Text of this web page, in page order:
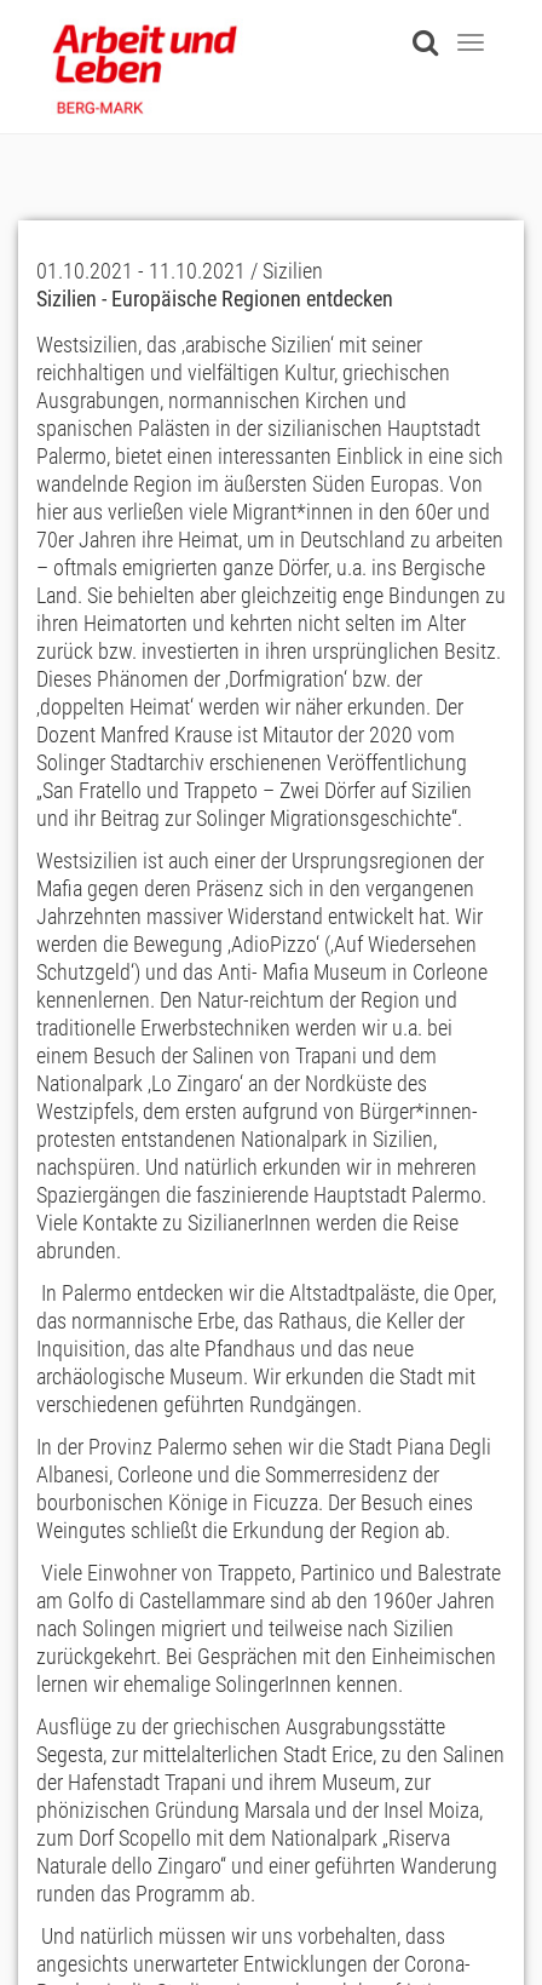
content
Toggle
01.10.2021 - 11.10.2021 / Sizilien
Sizilien - Europäische Regionen entdecken
Westsizilien, das ‚arabische Sizilien‘ mit seiner
reichhaltigen und vielfältigen Kultur, griechischen
Ausgrabungen, normannischen Kirchen und
spanischen Palästen in der sizilianischen Hauptstadt
Palermo, bietet einen interessanten Einblick in eine sich
wandelnde Region im äußersten Süden Europas. Von
hier aus verließen viele Migrant*innen in den 60er und
70er Jahren ihre Heimat, um in Deutschland zu arbeiten
– oftmals emigrierten ganze Dörfer, u.a. ins Bergische
Land. Sie behielten aber gleichzeitig enge Bindungen zu
ihren Heimatorten und kehrten nicht selten im Alter
zurück bzw. investierten in ihren ursprünglichen Besitz.
Dieses Phänomen der ‚Dorfmigration‘ bzw. der
‚doppelten Heimat‘ werden wir näher erkunden. Der
Dozent Manfred Krause ist Mitautor der 2020 vom
Solinger Stadtarchiv erschienenen Veröffentlichung
„San Fratello und Trappeto – Zwei Dörfer auf Sizilien
und ihr Beitrag zur Solinger Migrationsgeschichte“.
Westsizilien ist auch einer der Ursprungsregionen der
Mafia gegen deren Präsenz sich in den vergangenen
Jahrzehnten massiver Widerstand entwickelt hat. Wir
werden die Bewegung ‚AdioPizzo‘ (‚Auf Wiedersehen
Schutzgeld‘) und das Anti- Mafia Museum in Corleone
kennenlernen. Den Natur-reichtum der Region und
traditionelle Erwerbstechniken werden wir u.a. bei
einem Besuch der Salinen von Trapani und dem
Nationalpark ‚Lo Zingaro‘ an der Nordküste des
Westzipfels, dem ersten aufgrund von Bürger*innen-
protesten entstandenen Nationalpark in Sizilien,
nachspüren. Und natürlich erkunden wir in mehreren
Spaziergängen die faszinierende Hauptstadt Palermo.
Viele Kontakte zu SizilianerInnen werden die Reise
abrunden.
In Palermo entdecken wir die Altstadtpaläste, die Oper,
das normannische Erbe, das Rathaus, die Keller der
Inquisition, das alte Pfandhaus und das neue
archäologische Museum. Wir erkunden die Stadt mit
verschiedenen geführten Rundgängen.
In der Provinz Palermo sehen wir die Stadt Piana Degli
Albanesi, Corleone und die Sommerresidenz der
bourbonischen Könige in Ficuzza. Der Besuch eines
Weingutes schließt die Erkundung der Region ab.
Viele Einwohner von Trappeto, Partinico und Balestrate
am Golfo di Castellammare sind ab den 1960er Jahren
nach Solingen migriert und teilweise nach Sizilien
zurückgekehrt. Bei Gesprächen mit den Einheimischen
lernen wir ehemalige SolingerInnen kennen.
Ausflüge zu der griechischen Ausgrabungsstätte
Segesta, zur mittelalterlichen Stadt Erice, zu den Salinen
der Hafenstadt Trapani und ihrem Museum, zur
phönizischen Gründung Marsala und der Insel Moiza,
zum Dorf Scopello mit dem Nationalpark „Riserva
Naturale dello Zingaro“ und einer geführten Wanderung
runden das Programm ab.
Und natürlich müssen wir uns vorbehalten, dass
angesichts unerwarteter Entwicklungen der Corona-